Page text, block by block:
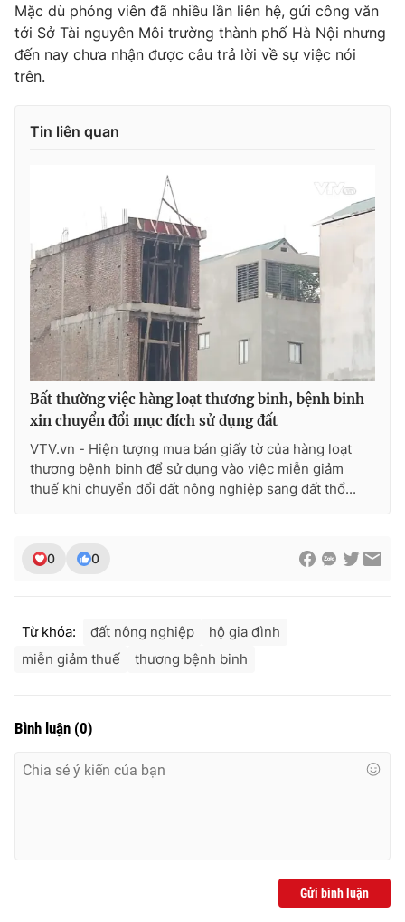
Mặc dù phóng viên đã nhiều lần liên hệ, gửi công văn
tới Sở Tài nguyên Môi trường thành phố Hà Nội nhưng
đến nay chưa nhận được câu trả lời về sự việc nói
trên.
Tin liên quan
Bất thường việc hàng loạt thương binh, bệnh binh
xin chuyển đổi mục đích sử dụng đất
VTV.vn - Hiện tượng mua bán giấy tờ của hàng loạt
thương bệnh binh để sử dụng vào việc miễn giảm
thuế khi chuyển đổi đất nông nghiệp sang đất thổ...
0 0
Từ khóa: đất nông nghiệp
hộ gia đình
miễn giảm thuế
thương bệnh binh
Bình luận (0)
Gửi bình luận